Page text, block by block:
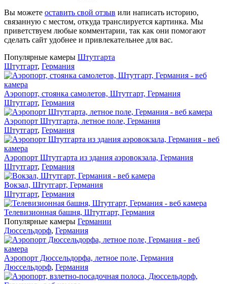
Вы можете оставить свой отзыв или написать историю,
связанную с местом, откуда транслируется картинка. Мы
приветствуем любые комментарии, так как они помогают
сделать сайт удобнее и привлекательнее для вас.
Популярные камеры Штутгарта
Штутгарт, Германия
Аэропорт, стоянка самолетов, Штутгарт, Германия
Штутгарт, Германия
Аэропорт Штутгарта, летное поле, Германия
Штутгарт, Германия
Аэропорт Штутгарта из здания аэровокзала, Германия
Штутгарт, Германия
Вокзал, Штутгарт, Германия
Штутгарт, Германия
Телевизионная башня, Штутгарт, Германия
Популярные камеры Германии
Дюссельдорф, Германия
Аэропорт Дюссельдорфа, летное поле, Германия
Дюссельдорф, Германия